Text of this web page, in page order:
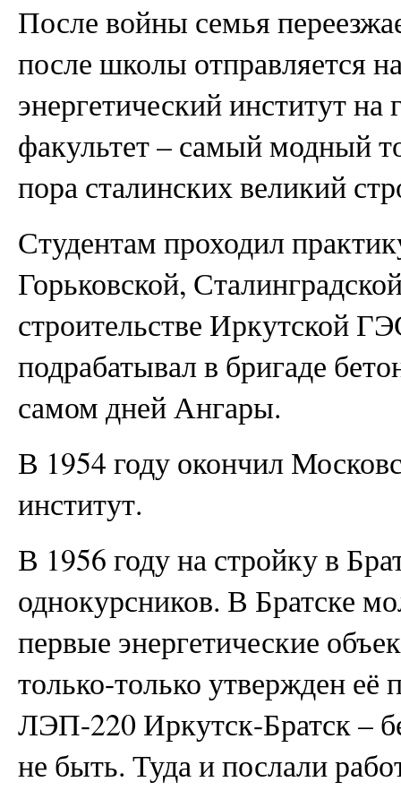
После войны семья
после школы отправляется
энергетический институт на
факультет – самый модный
пора сталинских великий
Студентам проходил
Горьковской,
строительстве Иркутской
подрабатывал в бригаде
самом дней Ангары.
В 1954 году окончил
институт.
В 1956 году на стройку в
однокурсников. В Братске
первые энергетические
только-только утвержден её
ЛЭП-220 Иркутск-Братск –
не быть. Туда и послали